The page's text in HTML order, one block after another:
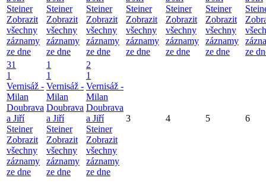
Steiner
Zobrazit
všechny
záznamy
ze dne
Steiner
Zobrazit
všechny
záznamy
ze dne
Steiner
Zobrazit
všechny
záznamy
ze dne
Steiner
Zobrazit
všechny
záznamy
ze dne
Steiner
Zobrazit
všechny
záznamy
ze dne
Steiner
Zobrazit
všechny
záznamy
ze dne
ze
31
1
Vernisáž -
Milan
Doubrava
a Jiří
Steiner
Zobrazit
všechny
záznamy
ze dne
1
1
Vernisáž -
Milan
Doubrava
a Jiří
Steiner
Zobrazit
všechny
záznamy
ze dne
2
1
Vernisáž -
Milan
Doubrava
a Jiří
Steiner
Zobrazit
všechny
záznamy
ze dne
3 4 5 6